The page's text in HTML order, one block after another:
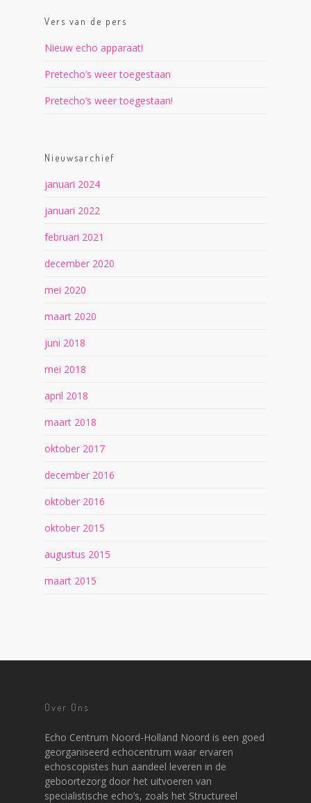
Vers van de pers
Nieuw echo apparaat!
Pretecho’s weer toegestaan
Pretecho’s weer toegestaan!
Nieuwsarchief
januari 2024
januari 2022
februari 2021
december 2020
mei 2020
maart 2020
juni 2018
mei 2018
april 2018
maart 2018
oktober 2017
december 2016
oktober 2016
oktober 2015
augustus 2015
maart 2015
Over Ons
Echo Centrum Noord-Holland Noord is een goed
georganiseerd echocentrum waar ervaren
echoscopistes hun aandeel leveren in de
geboortezorg door het uitvoeren van
specialistische echo’s, zoals het Structureel